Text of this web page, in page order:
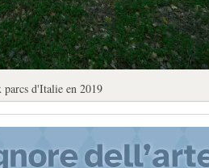
parcs d'Italie en 2019